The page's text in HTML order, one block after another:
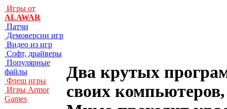
Игры от
ALAWAR
Патчи
Демоверсии игр
Видео из игр
Софт, драйверы
Популярные
файлы
Флеш игры
Игры Armor
Games
Два крутых
своих